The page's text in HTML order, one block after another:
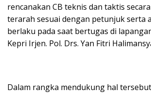
rencanakan CB teknis dan taktis
terarah sesuai dengan petunjuk serta
berlaku pada saat bertugas di
Kepri Irjen. Pol. Drs. Yan Fitri
Dalam rangka mendukung hal